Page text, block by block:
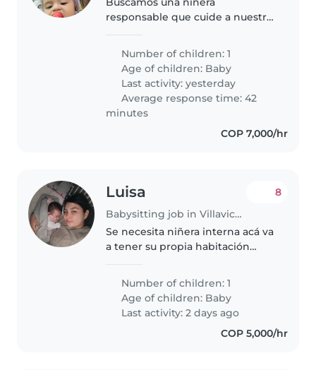
responsable que cuide a nuestro
fundamental que le prepare
comidas balanceadas y ayude
con las tareas del hogar de
manera discreta.
Number of children: 1
Age of children: Baby
Last activity: yesterday
Average response time: 42
minutes
COP 7,000/hr
Luisa
Babysitting job in Villavicencio
8
Se necesita niñera interna acá va
a tener su propia habitación
internet y pues obviamente va a
tener su alimentación y aparte..
Number of children: 1
Age of children: Baby
Last activity: 2 days ago
COP 5,000/hr